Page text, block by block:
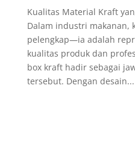
Kualitas Material Kraft
Dalam industri makanan,
pelengkap—ia adalah
kualitas produk dan
box kraft hadir sebagai
tersebut. Dengan desain...